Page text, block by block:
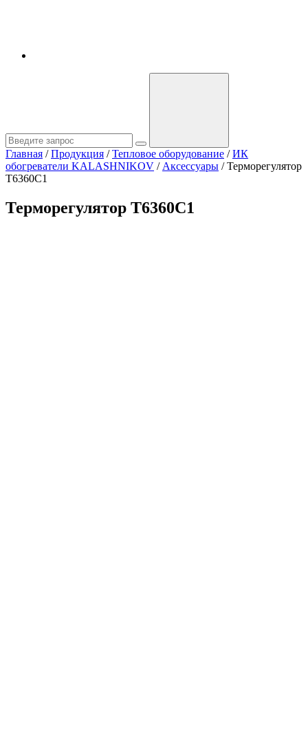
Главная / Продукция / Тепловое оборудование / ИК
обогреватели KALASHNIKOV / Аксессуары /Терморегулятор
T6360C1
Терморегулятор T6360C1